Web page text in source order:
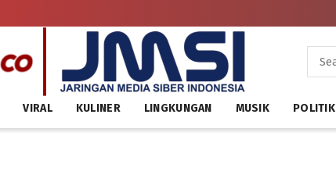
VIRAL KULINER LINGKUNGAN MUSIK POLITIK